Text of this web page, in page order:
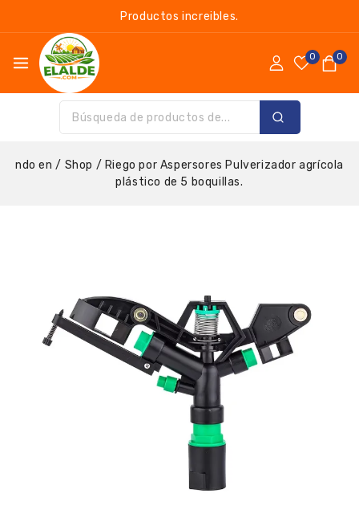
Productos increibles.
0 0
ndo en / Shop / Riego por Aspersores Pulverizador agrícola
plástico de 5 boquillas.